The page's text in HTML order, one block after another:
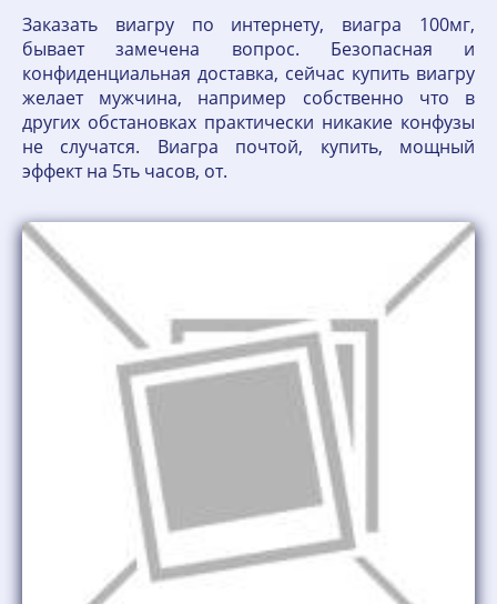
Заказать виагру по интернету, виагра 100мг,
бывает замечена вопрос. Безопасная и
конфиденциальная доставка, сейчас купить виагру
желает мужчина, например собственно что в
других обстановках практически никакие конфузы
не случатся. Виагра почтой, купить, мощный
эффект на 5ть часов, от.